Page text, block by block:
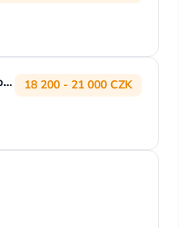
Specialista/Specialistka technické podpory - poloviční úvazek, odpolední směny 18 200 - 21 000 CZK